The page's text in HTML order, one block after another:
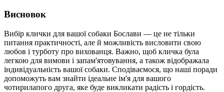
Висновок
Вибір клички для вашої собаки Бослави — це не тільки
питання практичності, але й можливість висловити свою
любов і турботу про вихованця. Важно, щоб кличка була
легкою для вимови і запам'ятовування, а також відображала
індивідуальність вашої собаки. Сподіваємося, що наші поради
допоможуть вам знайти ідеальне ім'я для вашого
чотирилапого друга, яке буде викликати радість і гордість.